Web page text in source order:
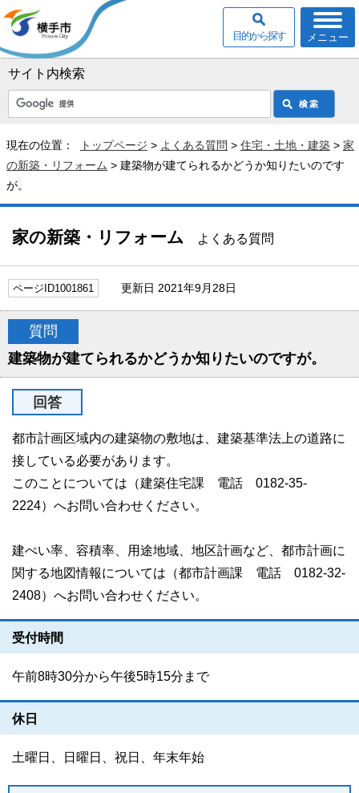
サイト内検索
メニュー
目的から探す
現在の位置： トップページ > よくある質問 > 住宅・土地・建築 > 家
の新築・リフォーム > 建築物が建てられるかどうか知りたいのです
が。
家の新築・リフォーム よくある質問
ページID1001861 更新日 2021年9月28日
質問
建築物が建てられるかどうか知りたいのですが。
回答
都市計画区域内の建築物の敷地は、建築基準法上の道路に
接している必要があります。
このことについては（建築住宅課 電話 0182-35-
2224）へお問い合わせください。
建ぺい率、容積率、用途地域、地区計画など、都市計画に
関する地図情報については（都市計画課 電話 0182-32-
2408）へお問い合わせください。
受付時間
午前8時30分から午後5時15分まで
休日
土曜日、日曜日、祝日、年末年始